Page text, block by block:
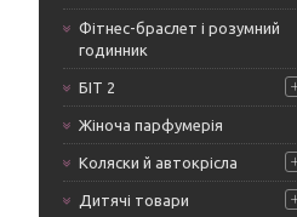
Фітнес-браслет і розумний
годинник
БІТ 2
Жіноча парфумерія
Коляски й автокрісла
Дитячі товари